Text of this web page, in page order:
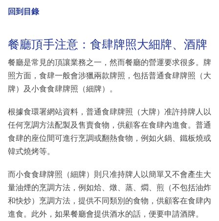
回到目錄
餐廳頂手注意：食肆牌照大細牌、酒牌
餐廳是常見的頂讓業務之一，然而餐廳的營運要求很多。牌
照方面，食肆一般會涉獵兩款牌照，包括普通食肆牌照（大
牌）及小食食肆牌照（細牌）。
根據食環署網站資料，普通食肆牌照（大牌）准許持牌人以
任何烹調方法配製及售賣食物，供顧客在食肆內進食。普通
食肆的座位間可進行烹調或翻熱食物，例如火鍋、鐵板燒或
韓式燒烤等。
而小食食肆牌照（細牌）則只准持牌人以簡單又不會產生大
量油煙的烹調方法，例如烚、燉、蒸、燜、煎（不包括油炸
和快炒）烹調方法，提供不同類別的食物，供顧客在食肆內
進食。此外，如果餐廳會提供酒水的話，便要申請酒牌。